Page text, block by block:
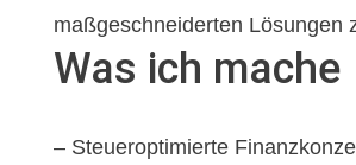
maßgeschneiderten Lösungen
Was ich mache
– Steueroptimierte